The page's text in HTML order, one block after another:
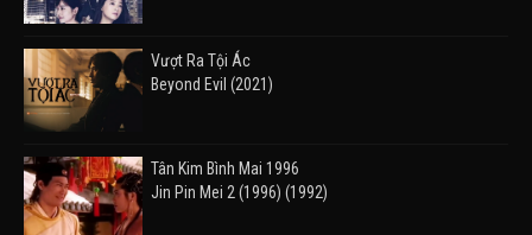
Vượt Ra Tội Ác
Beyond Evil (2021)
Tân Kim Bình Mai 1996
Jin Pin Mei 2 (1996) (1992)